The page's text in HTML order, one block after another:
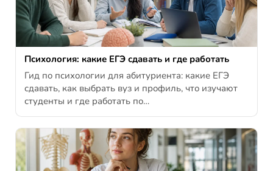
Психология: какие ЕГЭ сдавать и где работать
Гид по психологии для абитуриента: какие ЕГЭ
сдавать, как выбрать вуз и профиль, что изучают
студенты и где работать по…